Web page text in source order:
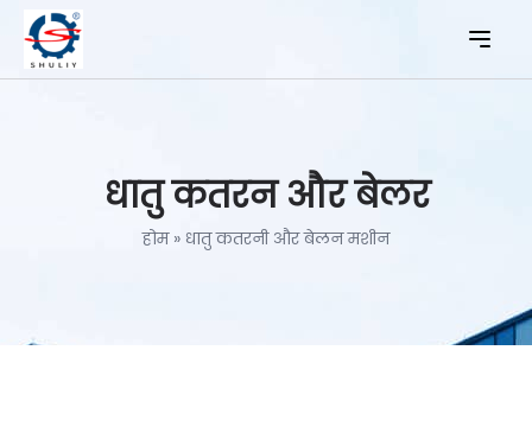
धातु कतरन और बेलर
होम» धातु कतरनी और बेलन मशीन